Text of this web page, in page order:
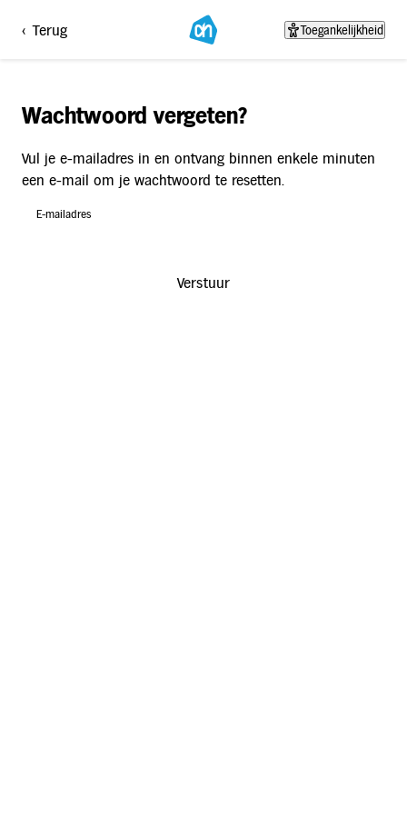
< Terug Toegankelijkheid
Wachtwoord vergeten?
Vul je e-mailadres in en ontvang binnen enkele minuten
een e-mail om je wachtwoord te resetten.
E-mailadres
Verstuur